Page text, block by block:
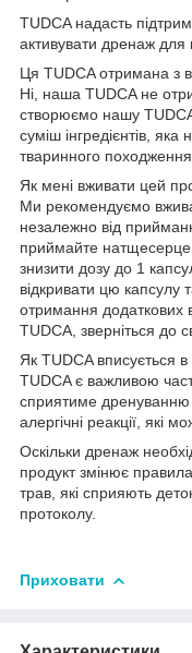
TUDCA надасть
активувати дренаж для
Ця TUDCA отримана з
Ні, наша TUDCA не
створюємо нашу
суміш інгредієнтів, яка
тваринного походження.
Як мені вживати цей
Ми рекомендуємо
незалежно від
приймайте натщесерце.
знизити дозу до 1
відкривати цю капсулу
отримання додаткових
TUDCA, зверніться до
Як TUDCA вписується
TUDCA є важливою
сприятиме дренуванню
алергічні реакції, які
Оскільки дренаж
продукт змінює
трав, які сприяють
протоколу.
Приховати